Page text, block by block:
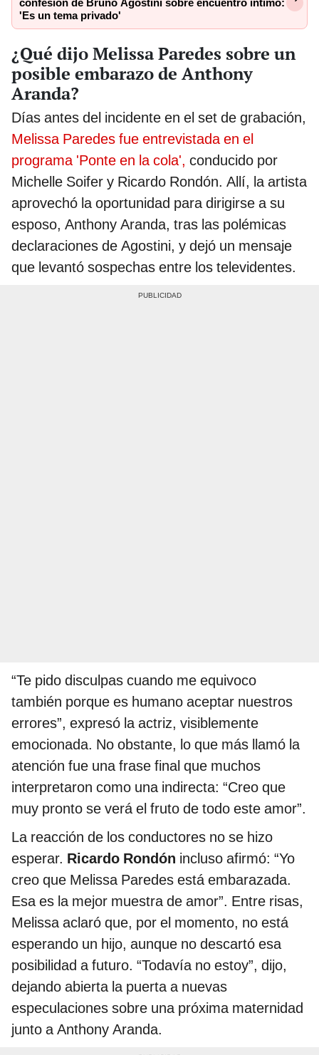
confesión de Bruno Agostini sobre encuentro íntimo:
'Es un tema privado'
¿Qué dijo Melissa Paredes sobre un
posible embarazo de Anthony
Aranda?
Días antes del incidente en el set de grabación,
Melissa Paredes fue entrevistada en el
programa 'Ponte en la cola', conducido por
Michelle Soifer y Ricardo Rondón. Allí, la artista
aprovechó la oportunidad para dirigirse a su
esposo, Anthony Aranda, tras las polémicas
declaraciones de Agostini, y dejó un mensaje
que levantó sospechas entre los televidentes.
“Te pido disculpas cuando me equivoco
también porque es humano aceptar nuestros
errores”, expresó la actriz, visiblemente
emocionada. No obstante, lo que más llamó la
atención fue una frase final que muchos
interpretaron como una indirecta: “Creo que
muy pronto se verá el fruto de todo este amor”.
La reacción de los conductores no se hizo
esperar. Ricardo Rondón incluso afirmó: “Yo
creo que Melissa Paredes está embarazada.
Esa es la mejor muestra de amor”. Entre risas,
Melissa aclaró que, por el momento, no está
esperando un hijo, aunque no descartó esa
posibilidad a futuro. “Todavía no estoy”, dijo,
dejando abierta la puerta a nuevas
especulaciones sobre una próxima maternidad
junto a Anthony Aranda.